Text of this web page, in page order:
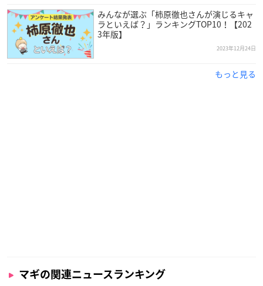
みんなが選ぶ「柿原徹也さんが演じるキャ
ラといえば？」ランキングTOP10！【202
3年版】
2023年12月24日
もっと見る
マギの関連ニュースランキング